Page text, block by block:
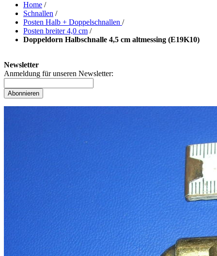
Home /
Schnallen /
Posten Halb + Doppelschnallen /
Posten breiter 4,0 cm /
Doppeldorn Halbschnalle 4,5 cm altmessing (E19K10)
Newsletter
Anmeldung für unseren Newsletter:
Abonnieren